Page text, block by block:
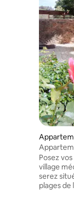
Posez
village
serez
plages de